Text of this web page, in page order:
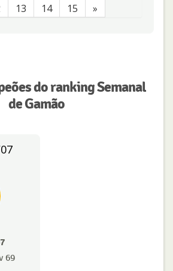
13 14 15 »
do ranking Semanal
de Gamão
69